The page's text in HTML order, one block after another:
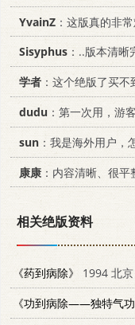
YvainZ ：这版真的非
Sisyphus ：..版本清晰完
学者 ：这个绝版了买
dudu ：第一次用，游
sun ：我是海外用户
康康 ：内容清晰、很
相关绝版资料
《药到病除》
1994 北
《功到病除——独特气功